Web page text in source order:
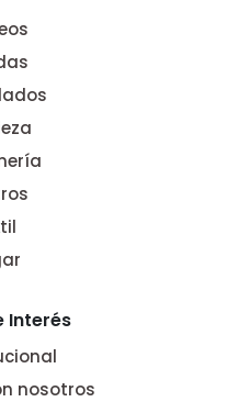
Interés
nosotros